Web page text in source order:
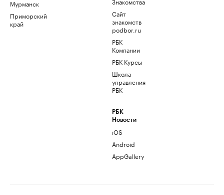
Мурманск
Приморский
край
Сайт
знакомств
podbor.ru
РБК
Компании
РБК Курсы
Школа
управления
РБК
РБК
Новости
iOS
Android
AppGallery